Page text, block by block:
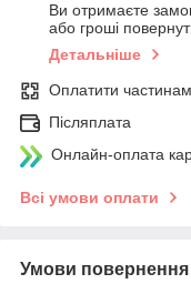
Ви отримаєте
або гроші
Детальніше
Оплатити
Післяплата
Онлайн-оплата
Всі умови оплати
Умови повернення